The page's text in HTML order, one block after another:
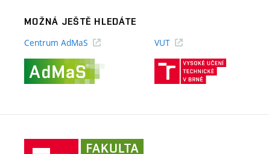
MOŽNÁ JEŠTĚ HLEDÁTE
Centrum AdMaS
VUT
(externí